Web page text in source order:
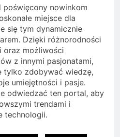
poświęcony nowinkom
miejsce dla
się tym dynamicznie
Dzięki różnorodności
oraz możliwości
z innymi pasjonatami,
tylko zdobywać wiedzę,
umiejętności i pasje.
odwiedzać ten portal, aby
trendami i
technologii.